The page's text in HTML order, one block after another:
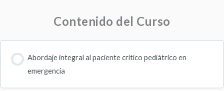
Contenido del Curso
Abordaje integral al paciente crítico pediátrico en
emergencia